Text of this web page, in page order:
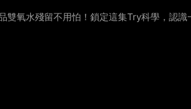
氧水殘留不用怕！鎖定這集Try科學，認識